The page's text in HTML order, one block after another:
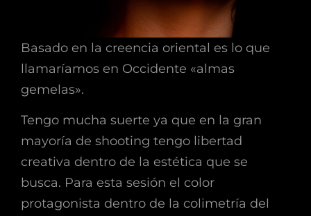
Basado en la creencia oriental es lo que
llamaríamos en Occidente «almas
gemelas».
Tengo mucha suerte ya que en la gran
mayoría de shooting tengo libertad
creativa dentro de la estética que se
busca. Para esta sesión el color
protagonista dentro de la colimetría del